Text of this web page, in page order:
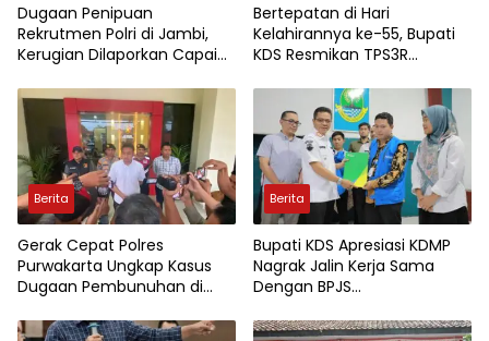
Dugaan Penipuan
Rekrutmen Polri di Jambi,
Kerugian Dilaporkan Capai
Bertepatan di Hari
Kelahirannya ke-55, Bupati
KDS Resmikan TPS3R
Berita
Gerak Cepat Polres
Purwakarta Ungkap Kasus
Dugaan Pembunuhan di
Diamankan Sesaat Setelah
Berita
Bupati KDS Apresiasi KDMP
Nagrak Jalin Kerja Sama
Dengan BPJS